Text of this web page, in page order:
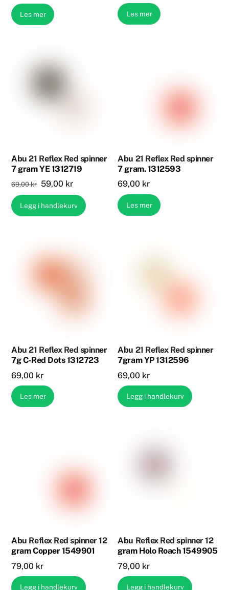
pris
var:
Les mer Les mer
Abu 21 Reflex Red spinner
7 gram YE 1312719
69,00kr Opprinnelig
pris
var:
59,00 krNåværende
pris
er:
Legg i handlekurv
Abu 21 Reflex Red spinner
7 gram. 1312593
69,00 kr
Les mer
Abu 21 Reflex Red spinner
7g C-Red Dots 1312723
69,00 kr
Les mer
Abu 21 Reflex Red spinner
7gram YP 1312596
69,00 kr
Legg i handlekurv
Abu Reflex Red spinner 12
gram Copper 1549901
79,00 kr
Legg i handlekurv
Abu Reflex Red spinner 12
gram Holo Roach 1549905
79,00 kr
Legg i handlekurv